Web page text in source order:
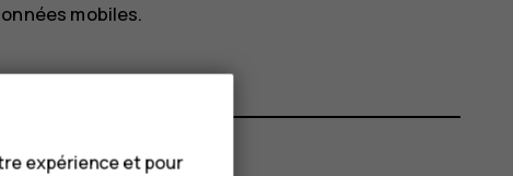
mobiles.
expérience et pour